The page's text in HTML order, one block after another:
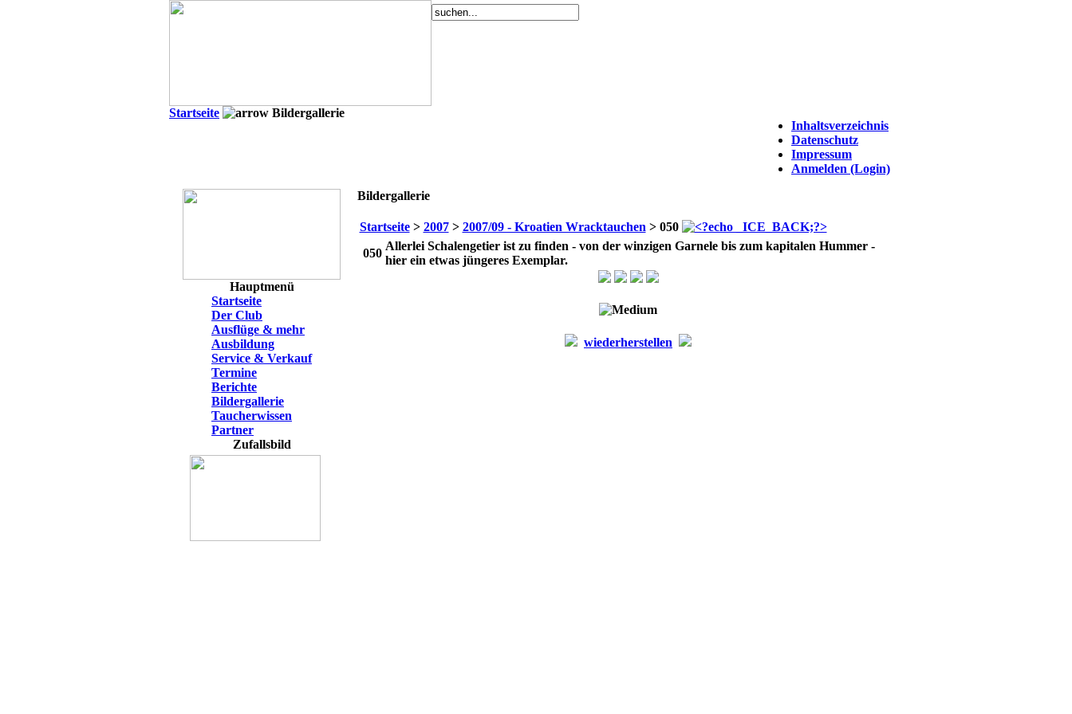
Startseite
Bildergallerie
Inhaltsverzeichnis
Datenschutz
Impressum
Anmelden (Login)
Hauptmenü
Startseite
Der Club
Ausflüge & mehr
Ausbildung
Service & Verkauf
Termine
Berichte
Bildergallerie
Taucherwissen
Partner
Zufallsbild
Bildergallerie
Startseite> 2007> 2007/09 - Kroatien Wracktauchen > 050
050
Allerlei Schalengetier ist zu finden - von der winzigen Garnele bis zum kapitalen Hummer -
hier ein etwas jüngeres Exemplar.
wiederherstellen